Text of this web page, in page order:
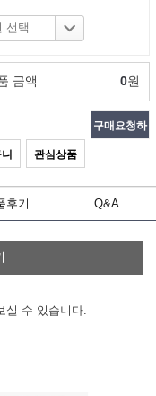
금액 0원
관심상품
구매요청하
후기 Q&A
실 수 있습니다.